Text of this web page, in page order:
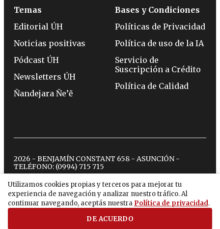
Utilizamos cookies propias y terceros para mejorar tu
experiencia de navegación y analizar nuestro tráfico. Al
continuar navegando, aceptás nuestra Política de privacidad.
DE ACUERDO
Temas
Editorial ÚH
Noticias positivas
Pódcast ÚH
Newsletters ÚH
Ñandejara Ñe’ẽ
Bases y Condiciones
Políticas de Privacidad
Política de uso de la IA
Servicio de
Suscripción a Crédito
Política de Calidad
2026 - BENJAMÍN CONSTANT 658 - ASUNCIÓN -
TELÉFONO: (0994) 715 715
twitterinstagram
facebook
tiktokyoutubespotify